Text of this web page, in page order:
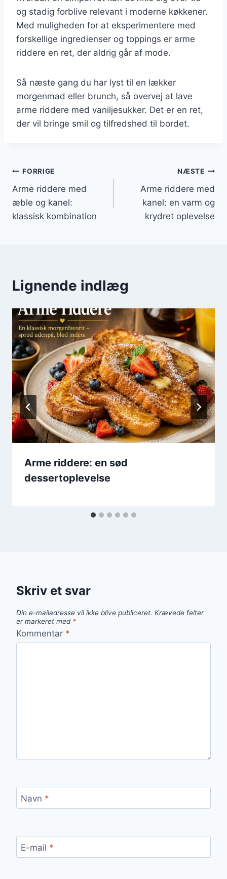
og stadig forblive relevant i moderne køkkener.
Med muligheden for at eksperimentere med
forskellige ingredienser og toppings er arme
riddere en ret, der aldrig går af mode.
Så næste gang du har lyst til en lækker
morgenmad eller brunch, så overvej at lave
arme riddere med vaniljesukker. Det er en ret,
der vil bringe smil og tilfredshed til bordet.
Indlægsnavigation
FORRIGE
Arme riddere med
æble og kanel:
klassisk kombination
NÆSTE
Arme riddere med
kanel: en varm og
krydret oplevelse
Lignende indlæg
Arme riddere: en sød
dessertoplevelse
Skriv et svar
Din e-mailadresse vil ikke blive publiceret. Krævede felter
er markeret med *
Kommentar *
Navn *
E-mail *